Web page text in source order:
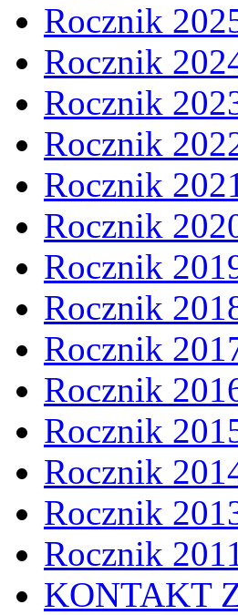
Rocznik
Rocznik
Rocznik
Rocznik
Rocznik
Rocznik
Rocznik
Rocznik
Rocznik
Rocznik
Rocznik
Rocznik
Rocznik
Rocznik
KONTAKT